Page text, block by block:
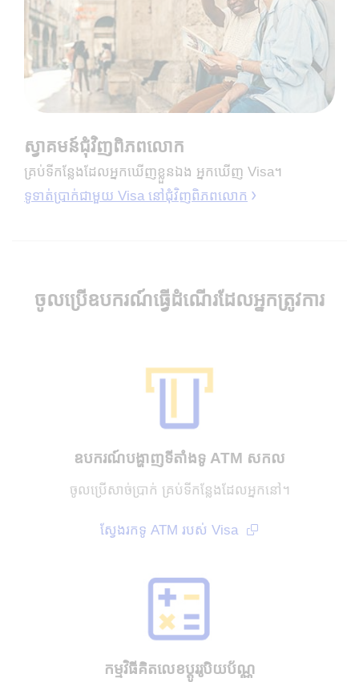
ស្វាគមន៍ជុំវិញពិភពលោក
គ្រប់ទីកន្លែងដែលអ្នកឃើញខ្លួនឯង អ្នកឃើញ Visa។
ទូទាត់ប្រាក់ជាមួយ Visa នៅជុំវិញពិភពលោក
ចូលប្រើឧបករណ៍ធ្វើដំណើរដែលអ្នកត្រូវការ
ឧបករណ៍បង្ហាញទីតាំងទូ​ ATM សកល
ចូលប្រើសាច់ប្រាក់ គ្រប់ទីកន្លែងដែលអ្នកនៅ។
ស្វែងរកទូ ATM ​របស់​ Visa
កម្មវិធី​គិតលេខ​ប្ដូរ​រូបិយប័ណ្ណ